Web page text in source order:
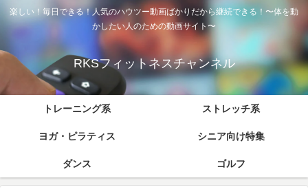
楽しい！毎日できる！人気のハウツー動画ばかりだから継続できる！〜体を動
かしたい人のための動画サイト〜
RKSフィットネスチャンネル
トレーニング系 ストレッチ系
ヨガ・ピラティス シニア向け特集
ダンス ゴルフ